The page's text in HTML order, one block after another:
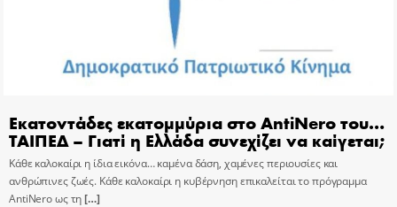
Εκατοντάδες εκατομμύρια στο AntiNero του…
ΤΑΙΠΕΔ – Γιατί η Ελλάδα συνεχίζει να καίγεται;
Κάθε καλοκαίρι η ίδια εικόνα… καμένα δάση, χαμένες περιουσίες και
ανθρώπινες ζωές. Κάθε καλοκαίρι η κυβέρνηση επικαλείται το πρόγραμμα
AntiNero ως τη[…]